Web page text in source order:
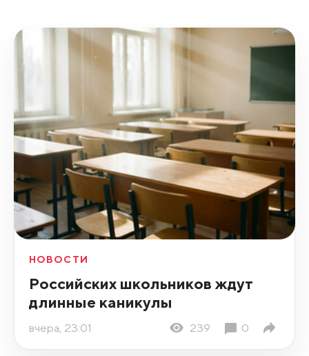
НОВОСТИ
Российских школьников ждут
длинные каникулы
вчера, 23:01 239 0